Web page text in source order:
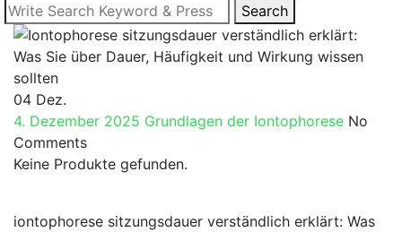
Search
for:
Search
04 Dez.
4. Dezember 2025 Grundlagen der Iontophorese No
Comments
Keine Produkte gefunden.
iontophorese​ sitzungsdauer verständlich erklärt: Was